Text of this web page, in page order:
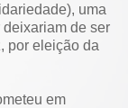
uma
de ser
por eleição da
em